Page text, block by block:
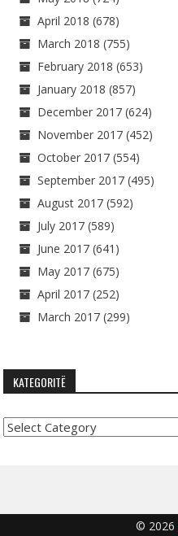
April 2018 (678)
March 2018 (755)
February 2018 (653)
January 2018 (857)
December 2017 (624)
November 2017 (452)
October 2017 (554)
September 2017 (495)
August 2017 (592)
July 2017 (589)
June 2017 (641)
May 2017 (675)
April 2017 (252)
March 2017 (299)
KATEGORITË
Kategoritë
© 2026